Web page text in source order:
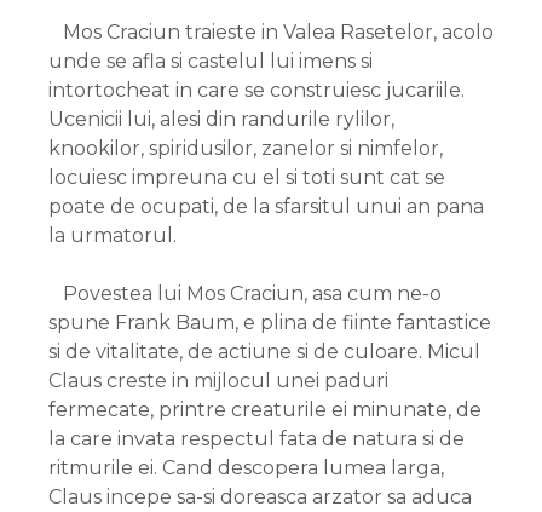
Mos Craciun traieste in Valea Rasetelor, acolo
unde se afla si castelul lui imens si
intortocheat in care se construiesc jucariile.
Ucenicii lui, alesi din randurile rylilor,
knookilor, spiridusilor, zanelor si nimfelor,
locuiesc impreuna cu el si toti sunt cat se
poate de ocupati, de la sfarsitul unui an pana
la urmatorul.
Povestea lui Mos Craciun, asa cum ne-o
spune Frank Baum, e plina de fiinte fantastice
si de vitalitate, de actiune si de culoare. Micul
Claus creste in mijlocul unei paduri
fermecate, printre creaturile ei minunate, de
la care invata respectul fata de natura si de
ritmurile ei. Cand descopera lumea larga,
Claus incepe sa-si doreasca arzator sa aduca